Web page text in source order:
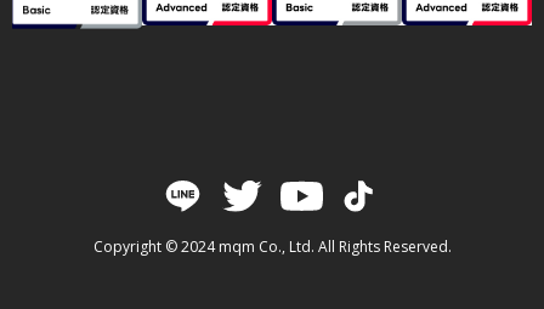
Copyright © 2024 mqm Co., Ltd. All Rights Reserved.